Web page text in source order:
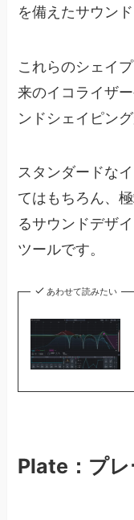
を備えたサウン
これらのシェイ
来のイコライザ
ンドシェイピング
スタンダードな
てはもちろん、
るサウンドデザ
ツールです。
あわせて読みたい
Plate：プ